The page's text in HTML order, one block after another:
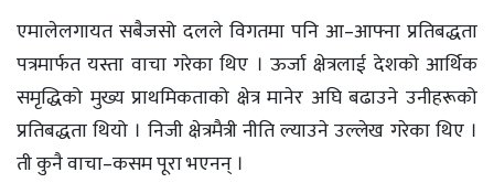
एमालेलगायत सबैजसो दलले विगतमा पनि आ–आफ्ना प्रतिबद्धता
पत्रमार्फत यस्ता वाचा गरेका थिए । ऊर्जा क्षेत्रलाई देशको आर्थिक
समृद्धिको मुख्य प्राथमिकताको क्षेत्र मानेर अघि बढाउने उनीहरूको
प्रतिबद्धता थियो । निजी क्षेत्रमैत्री नीति ल्याउने उल्लेख गरेका थिए ।
ती कुनै वाचा–कसम पूरा भएनन् ।